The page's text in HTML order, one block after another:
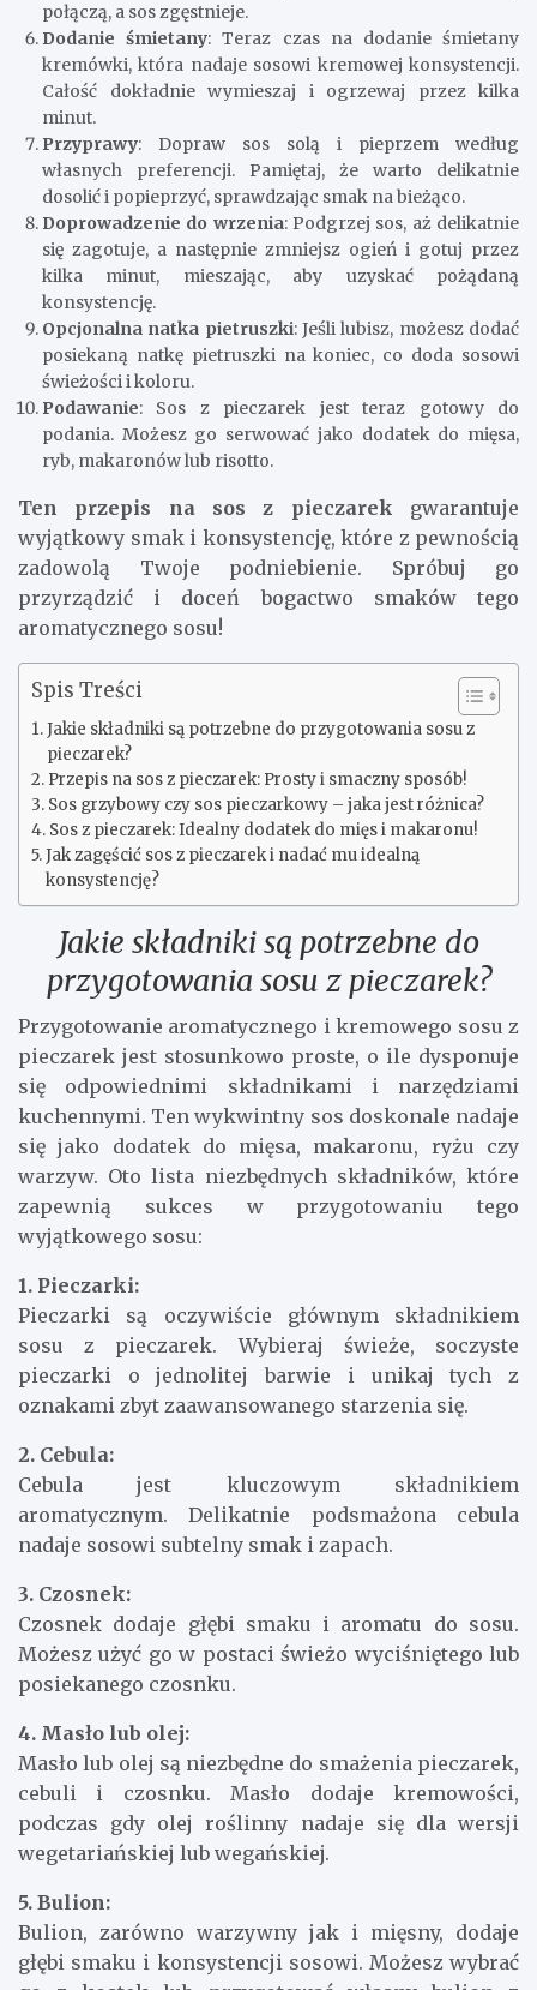
połączą, a sos zgęstnieje.
Dodanie śmietany: Teraz czas na dodanie śmietany
kremówki, która nadaje sosowi kremowej konsystencji.
Całość dokładnie wymieszaj i ogrzewaj przez kilka
minut.
Przyprawy: Dopraw sos solą i pieprzem według
własnych preferencji. Pamiętaj, że warto delikatnie
dosolić i popieprzyć, sprawdzając smak na bieżąco.
Doprowadzenie do wrzenia: Podgrzej sos, aż delikatnie
się zagotuje, a następnie zmniejsz ogień i gotuj przez
kilka minut, mieszając, aby uzyskać pożądaną
konsystencję.
Opcjonalna natka pietruszki: Jeśli lubisz, możesz dodać
posiekaną natkę pietruszki na koniec, co doda sosowi
świeżości i koloru.
Podawanie: Sos z pieczarek jest teraz gotowy do
podania. Możesz go serwować jako dodatek do mięsa,
ryb, makaronów lub risotto.
Ten przepis na sos z pieczarek gwarantuje
wyjątkowy smak i konsystencję, które z pewnością
zadowolą Twoje podniebienie. Spróbuj go
przyrządzić i doceń bogactwo smaków tego
aromatycznego sosu!
Spis Treści
Jakie składniki są potrzebne do przygotowania sosu z
pieczarek?
Przepis na sos z pieczarek: Prosty i smaczny sposób!
Sos grzybowy czy sos pieczarkowy – jaka jest różnica?
Sos z pieczarek: Idealny dodatek do mięs i makaronu!
Jak zagęścić sos z pieczarek i nadać mu idealną
konsystencję?
Jakie składniki są potrzebne do
przygotowania sosu z pieczarek?
Przygotowanie aromatycznego i kremowego sosu z
pieczarek jest stosunkowo proste, o ile dysponuje
się odpowiednimi składnikami i narzędziami
kuchennymi. Ten wykwintny sos doskonale nadaje
się jako dodatek do mięsa, makaronu, ryżu czy
warzyw. Oto lista niezbędnych składników, które
zapewnią sukces w przygotowaniu tego
wyjątkowego sosu:
1. Pieczarki:
Pieczarki są oczywiście głównym składnikiem
sosu z pieczarek. Wybieraj świeże, soczyste
pieczarki o jednolitej barwie i unikaj tych z
oznakami zbyt zaawansowanego starzenia się.
2. Cebula:
Cebula jest kluczowym składnikiem
aromatycznym. Delikatnie podsmażona cebula
nadaje sosowi subtelny smak i zapach.
3. Czosnek:
Czosnek dodaje głębi smaku i aromatu do sosu.
Możesz użyć go w postaci świeżo wyciśniętego lub
posiekanego czosnku.
4. Masło lub olej:
Masło lub olej są niezbędne do smażenia pieczarek,
cebuli i czosnku. Masło dodaje kremowości,
podczas gdy olej roślinny nadaje się dla wersji
wegetariańskiej lub wegańskiej.
5. Bulion:
Bulion, zarówno warzywny jak i mięsny, dodaje
głębi smaku i konsystencji sosowi. Możesz wybrać